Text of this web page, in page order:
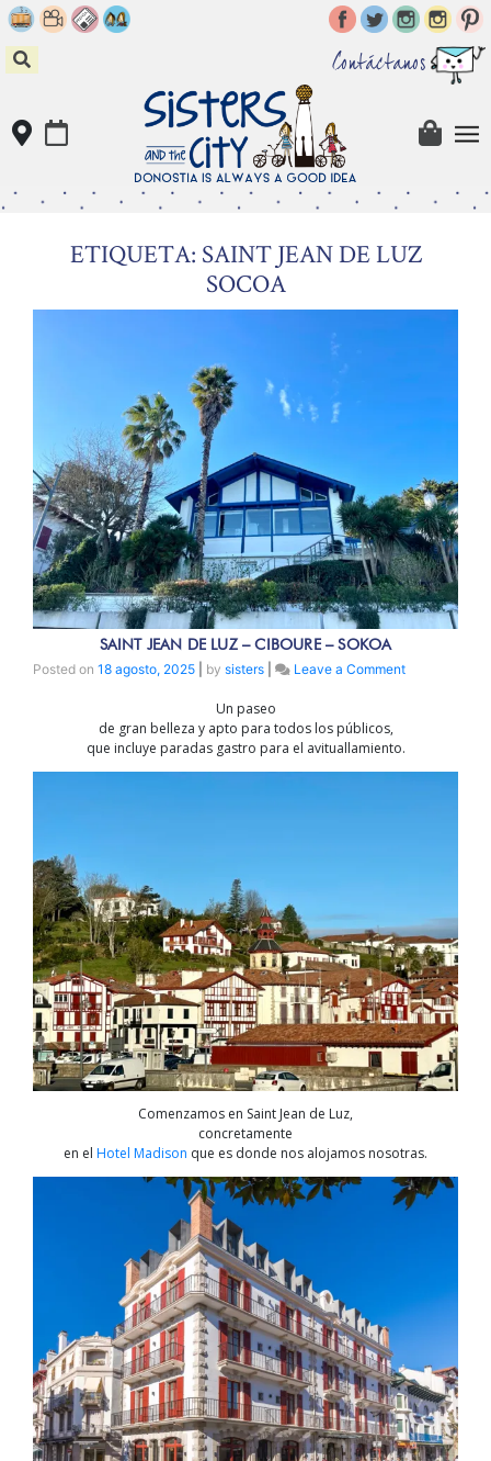
Skip
to
content
Contáctanos
ETIQUETA: SAINT JEAN DE LUZ
SOCOA
SAINT JEAN DE LUZ – CIBOURE – SOKOA
Posted on 18 agosto, 2025 by sisters Leave a Commenton
Un paseo
de gran belleza y apto para todos los públicos,
que incluye paradas gastro para el avituallamiento.
Comenzamos en Saint Jean de Luz,
concretamente
en el Hotel Madison que es donde nos alojamos nosotras.